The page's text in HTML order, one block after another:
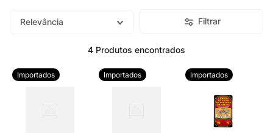
Relevância Filtrar
4 Produtos
Importados Importados Importados